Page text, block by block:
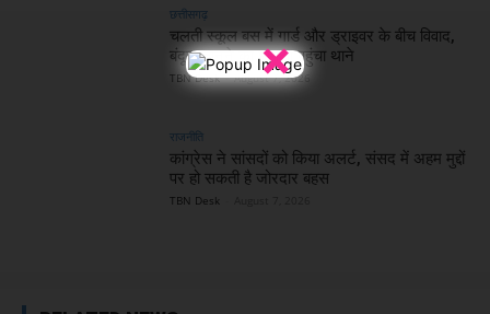
×
छत्तीसगढ़
चलती स्कूल बस में गार्ड और ड्राइवर के बीच विवाद,
बंदूक तानने का मामला पहुंचा थाने
TBN Desk - August 7, 2026
राजनीति
कांग्रेस ने सांसदों को किया अलर्ट, संसद में अहम मुद्दों
पर हो सकती है जोरदार बहस
TBN Desk